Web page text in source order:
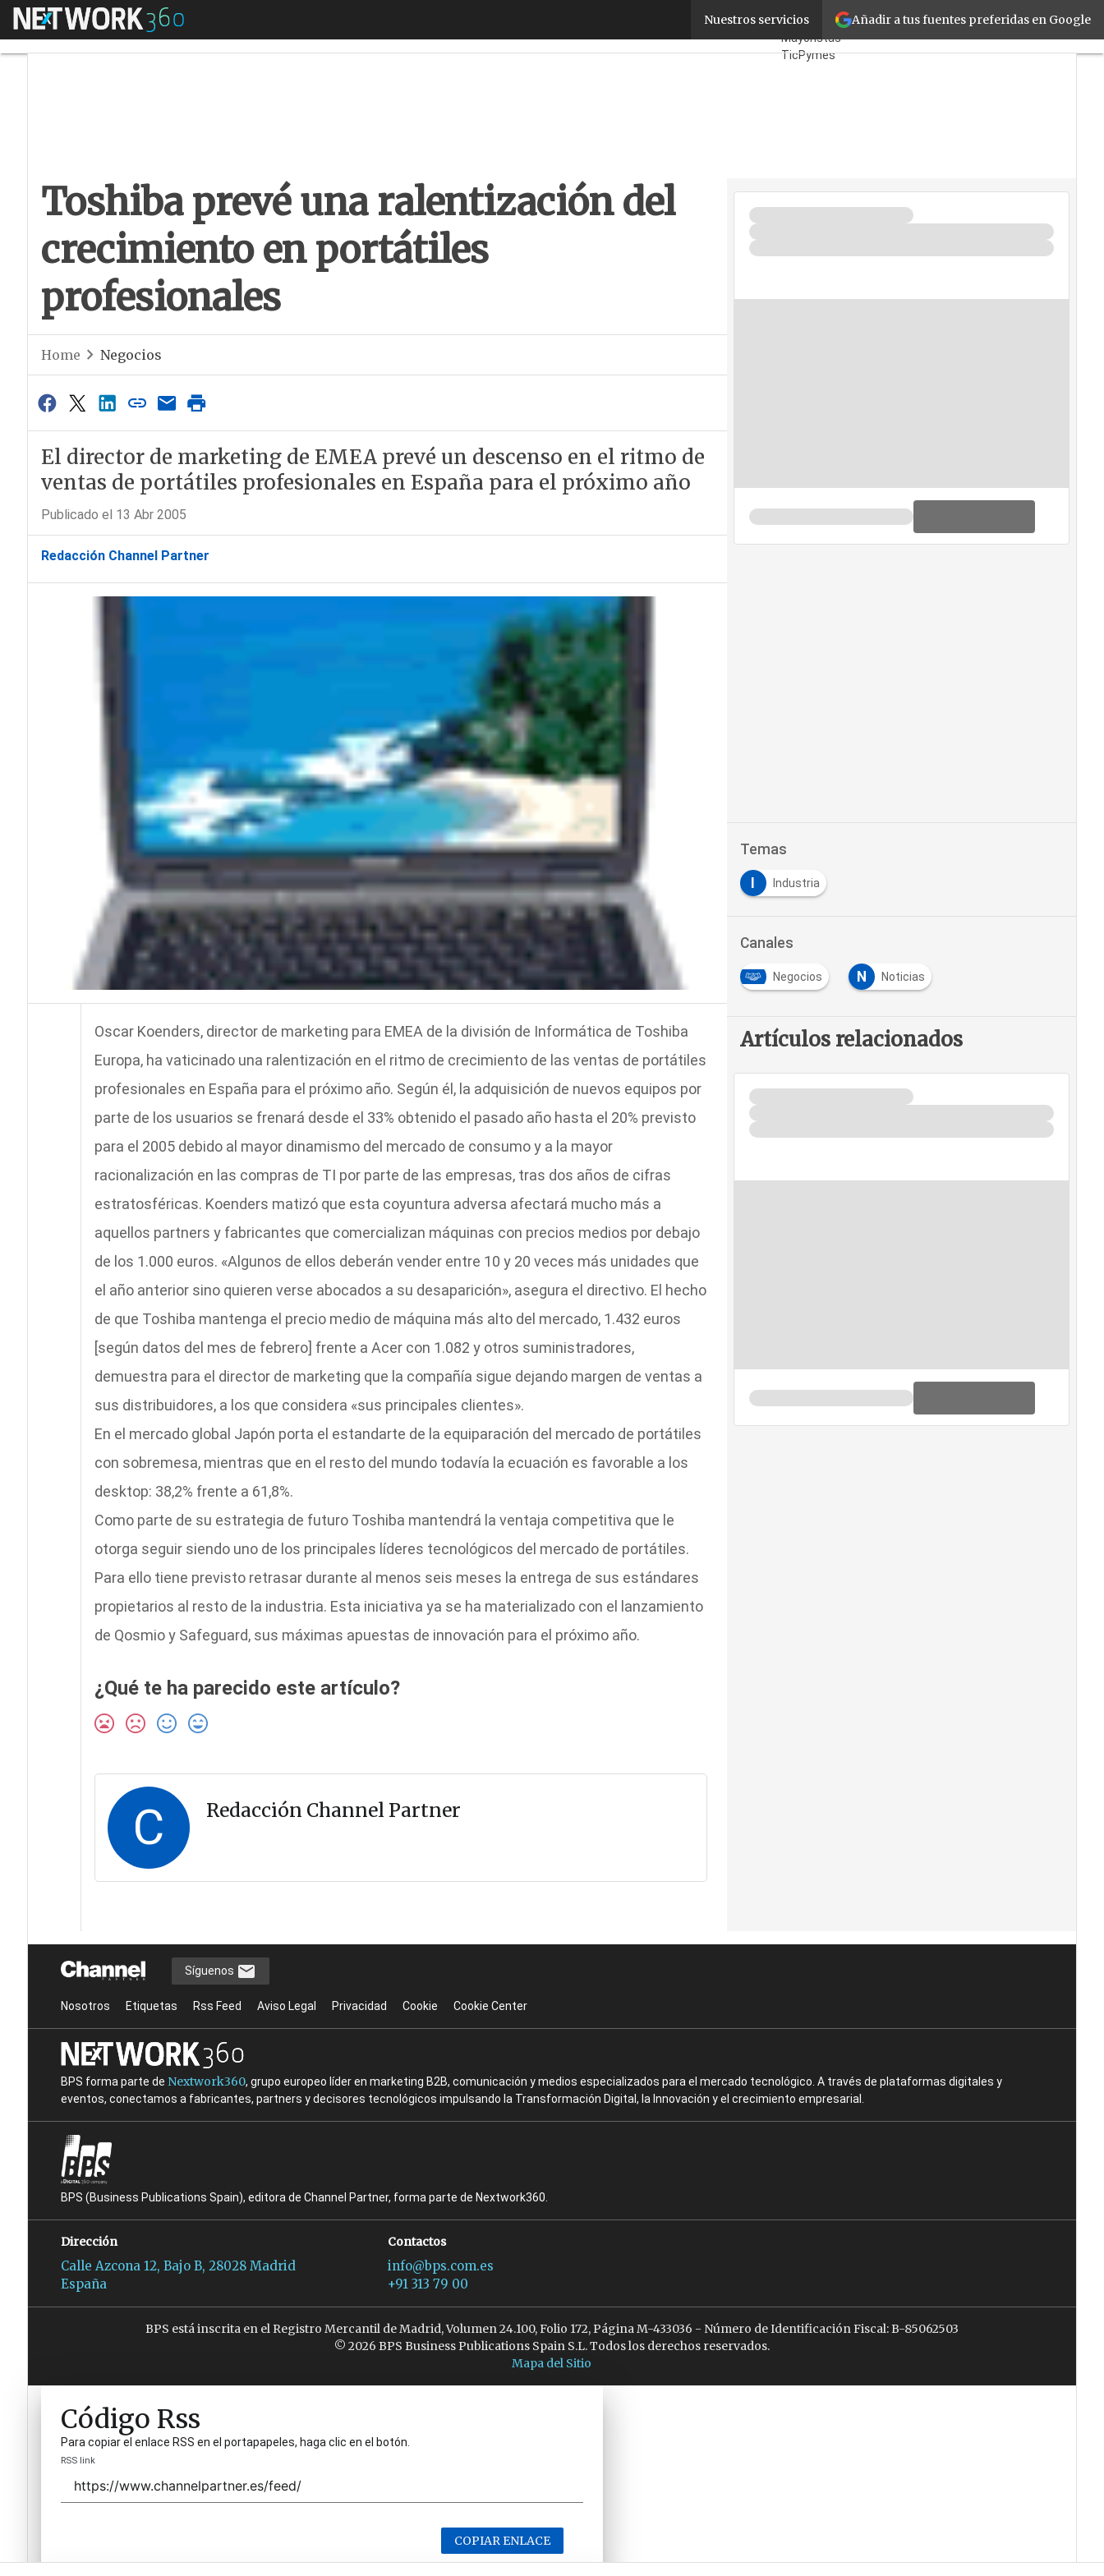
Añadir a tus fuentes preferidas en Google
Nuestros servicios
Menú Toshiba prevé una ralentización del crecimiento en portátiles profesionalesFabricantes
Mayoristas
TicPymes
Toshiba prevé una ralentización del
crecimiento en portátiles
profesionales
Home Negocios
El director de marketing de EMEA prevé un descenso en el ritmo de
ventas de portátiles profesionales en España para el próximo año
Publicado el 13 Abr 2005
Redacción Channel Partner
Oscar Koenders, director de marketing para EMEA de la división de Informática de Toshiba
Europa, ha vaticinado una ralentización en el ritmo de crecimiento de las ventas de portátiles
profesionales en España para el próximo año. Según él, la adquisición de nuevos equipos por
parte de los usuarios se frenará desde el 33% obtenido el pasado año hasta el 20% previsto
para el 2005 debido al mayor dinamismo del mercado de consumo y a la mayor
racionalización en las compras de TI por parte de las empresas, tras dos años de cifras
estratosféricas. Koenders matizó que esta coyuntura adversa afectará mucho más a
aquellos partners y fabricantes que comercializan máquinas con precios medios por debajo
de los 1.000 euros. «Algunos de ellos deberán vender entre 10 y 20 veces más unidades que
el año anterior sino quieren verse abocados a su desaparición», asegura el directivo. El hecho
de que Toshiba mantenga el precio medio de máquina más alto del mercado, 1.432 euros
[según datos del mes de febrero] frente a Acer con 1.082 y otros suministradores,
demuestra para el director de marketing que la compañía sigue dejando margen de ventas a
sus distribuidores, a los que considera «sus principales clientes».
En el mercado global Japón porta el estandarte de la equiparación del mercado de portátiles
con sobremesa, mientras que en el resto del mundo todavía la ecuación es favorable a los
desktop: 38,2% frente a 61,8%.
Como parte de su estrategia de futuro Toshiba mantendrá la ventaja competitiva que le
otorga seguir siendo uno de los principales líderes tecnológicos del mercado de portátiles.
Para ello tiene previsto retrasar durante al menos seis meses la entrega de sus estándares
propietarios al resto de la industria. Esta iniciativa ya se ha materializado con el lanzamiento
de Qosmio y Safeguard, sus máximas apuestas de innovación para el próximo año.
¿Qué te ha parecido este artículo?
C Redacción Channel Partner
Temas
Industria
Canales
Negocios N Noticias
Artículos relacionados
Síguenos
Nosotros Etiquetas Rss Feed Aviso Legal Privacidad Cookie Cookie Center
BPS forma parte de Nextwork360, grupo europeo líder en marketing B2B, comunicación y medios especializados para el mercado tecnológico. A través de plataformas digitales y
eventos, conectamos a fabricantes, partners y decisores tecnológicos impulsando la Transformación Digital, la Innovación y el crecimiento empresarial.
BPS (Business Publications Spain), editora de Channel Partner, forma parte de Nextwork360.
Dirección
Calle Azcona 12, Bajo B, 28028 Madrid
España
Contactos
info@bps.com.es
+91 313 79 00
BPS está inscrita en el Registro Mercantil de Madrid, Volumen 24.100, Folio 172, Página M-433036 - Número de Identificación Fiscal: B-85062503
© 2026 BPS Business Publications Spain S.L. Todos los derechos reservados.
Mapa del Sitio
Código Rss
Para copiar el enlace RSS en el portapapeles, haga clic en el botón.
RSS link
COPIAR ENLACE